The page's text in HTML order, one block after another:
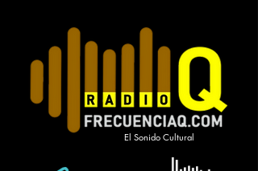
El Sonido Cultural